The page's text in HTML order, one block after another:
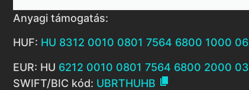
Anyagi támogatás:
HUF: HU 8312 0010 0801 7564 6800 1000 06
EUR: HU 6212 0010 0801 7564 6800 2000 03
SWIFT/BIC kód: UBRTHUHB 